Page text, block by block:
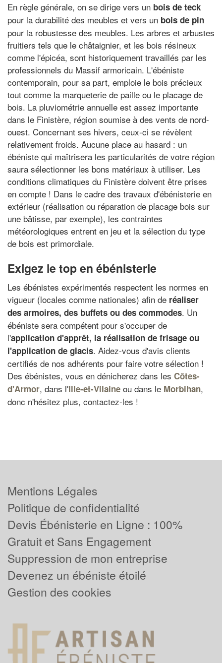
En règle générale, on se dirige vers un bois de teck
pour la durabilité des meubles et vers un bois de pin
pour la robustesse des meubles. Les arbres et arbustes
fruitiers tels que le châtaignier, et les bois résineux
comme l'épicéa, sont historiquement travaillés par les
professionnels du Massif armoricain. L'ébéniste
contemporain, pour sa part, emploie le bois précieux
tout comme la marqueterie de paille ou le placage de
bois. La pluviométrie annuelle est assez importante
dans le Finistère, région soumise à des vents de nord-
ouest. Concernant ses hivers, ceux-ci se révèlent
relativement froids. Aucune place au hasard : un
ébéniste qui maîtrisera les particularités de votre région
saura sélectionner les bons matériaux à utiliser. Les
conditions climatiques du Finistère doivent être prises
en compte ! Dans le cadre des travaux d'ébénisterie en
extérieur (réalisation ou réparation de placage bois sur
une bâtisse, par exemple), les contraintes
météorologiques entrent en jeu et la sélection du type
de bois est primordiale.
Exigez le top en ébénisterie
Les ébénistes expérimentés respectent les normes en
vigueur (locales comme nationales) afin de réaliser
des armoires, des buffets ou des commodes. Un
ébéniste sera compétent pour s'occuper de
l'application d'apprêt, la réalisation de frisage ou
l'application de glacis. Aidez-vous d'avis clients
certifiés de nos adhérents pour faire votre sélection !
Des ébénistes, vous en dénicherez dans les Côtes-
d'Armor, dans l'Ille-et-Vilaine ou dans le Morbihan,
donc n'hésitez plus, contactez-les !
Mentions Légales
Politique de confidentialité
Devis Ébénisterie en Ligne : 100%
Gratuit et Sans Engagement
Suppression de mon entreprise
Devenez un ébéniste étoilé
Gestion des cookies